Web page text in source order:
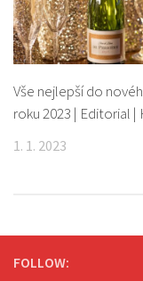
Vše nejlepší do
roku 2023 | Editorial |
1. 1. 2023
FOLLOW: